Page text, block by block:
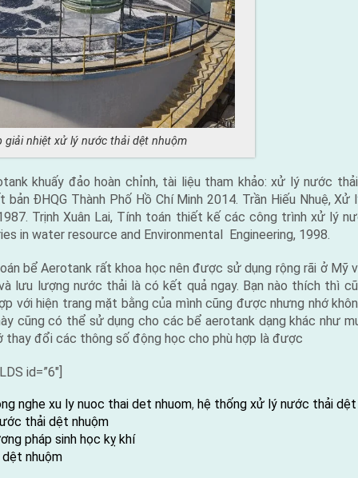
lý nước thải dệt nhuộm
khuấy đảo hoàn chỉnh, tài liệu tham khảo: xử lý nước
bản ĐHQG Thành Phố Hồ Chí Minh 2014. Trần Hiếu Nhuệ,
Trịnh Xuân Lai, Tính toán thiết kế các công trình xử lý
in water resource and Environmental Engineering, 1998.
bể Aerotank rất khoa học nên được sử dụng rộng rãi ở Mỹ
lưu lượng nước thải là có kết quả ngay. Bạn nào thích thì
với hiện trang mặt bằng của mình cũng được nhưng nhớ
cũng có thể sử dụng cho các bể aerotank dạng khác như
thay đổi các thông số động học cho phù hợp là được
id=”6″]
nghe xu ly nuoc thai det nhuom, hệ thống xử lý nước thải dệt
thải dệt nhuộm
pháp sinh học kỵ khí
nhuộm